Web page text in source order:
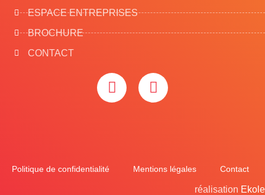
ESPACE ENTREPRISES
BROCHURE
CONTACT
Politique de confidentialité Mentions légales Contact
réalisation Ekole